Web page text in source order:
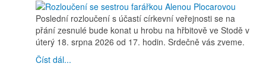
Poslední rozloučení s účastí církevní veřejnosti se na
přání zesnulé bude konat u hrobu na hřbitově ve Stodě v
úterý 18. srpna 2026 od 17. hodin. Srdečně vás zveme.
Číst dál...